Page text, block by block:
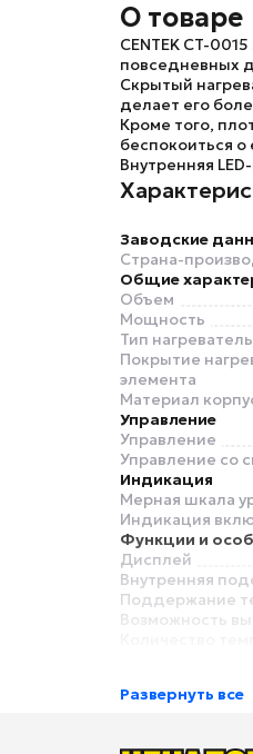
О товаре
CENTEK CT-
повседневных
Скрытый
делает его
Кроме того,
беспокоиться о
Внутренняя
Заводские
Страна-
Общие
Объем
Мощность
Тип
Покрытие
элемента
Материал
Управление
Управление
Управление со
Индикация
Мерная шкала
Индикация
Функции и
Дисплей
Внутренняя
Поддержание
Возможность
Экосистема
Развернуть все